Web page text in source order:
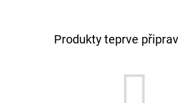
Produkty teprve